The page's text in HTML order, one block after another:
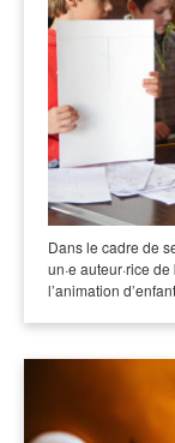
Dans le cadre de
un·e auteur·rice
l’animation